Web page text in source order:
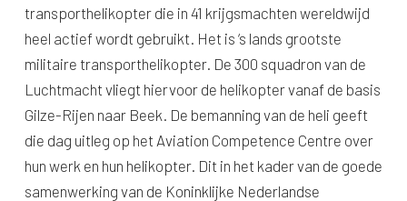
transporthelikopter die in 41 krijgsmachten wereldwijd
heel actief wordt gebruikt. Het is ‘s lands grootste
militaire transporthelikopter. De 300 squadron van de
Luchtmacht vliegt hiervoor de helikopter vanaf de basis
Gilze-Rijen naar Beek. De bemanning van de heli geeft
die dag uitleg op het Aviation Competence Centre over
hun werk en hun helikopter. Dit in het kader van de goede
samenwerking van de Koninklijke Nederlandse